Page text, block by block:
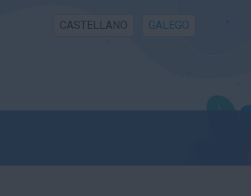
CASTELLANO GALEGO